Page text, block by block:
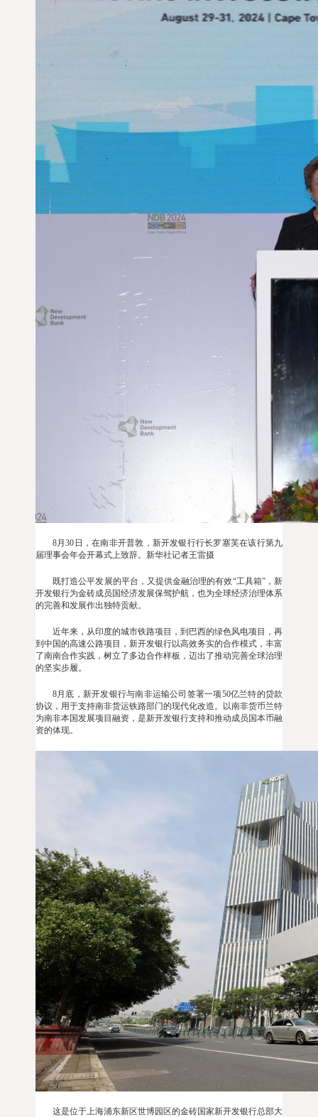
8月30日，在南非开普敦，新开发银行行长罗塞芙在该行第九
届理事会年会开幕式上致辞。新华社记者王雷摄
既打造公平发展的平台，又提供金融治理的有效“工具箱”，新
开发银行为金砖成员国经济发展保驾护航，也为全球经济治理体系
的完善和发展作出独特贡献。
近年来，从印度的城市铁路项目，到巴西的绿色风电项目，再
到中国的高速公路项目，新开发银行以高效务实的合作模式，丰富
了南南合作实践，树立了多边合作样板，迈出了推动完善全球治理
的坚实步履。
8月底，新开发银行与南非运输公司签署一项50亿兰特的贷款
协议，用于支持南非货运铁路部门的现代化改造。以南非货币兰特
为南非本国发展项目融资，是新开发银行支持和推动成员国本币融
资的体现。
这是位于上海浦东新区世博园区的金砖国家新开发银行总部大